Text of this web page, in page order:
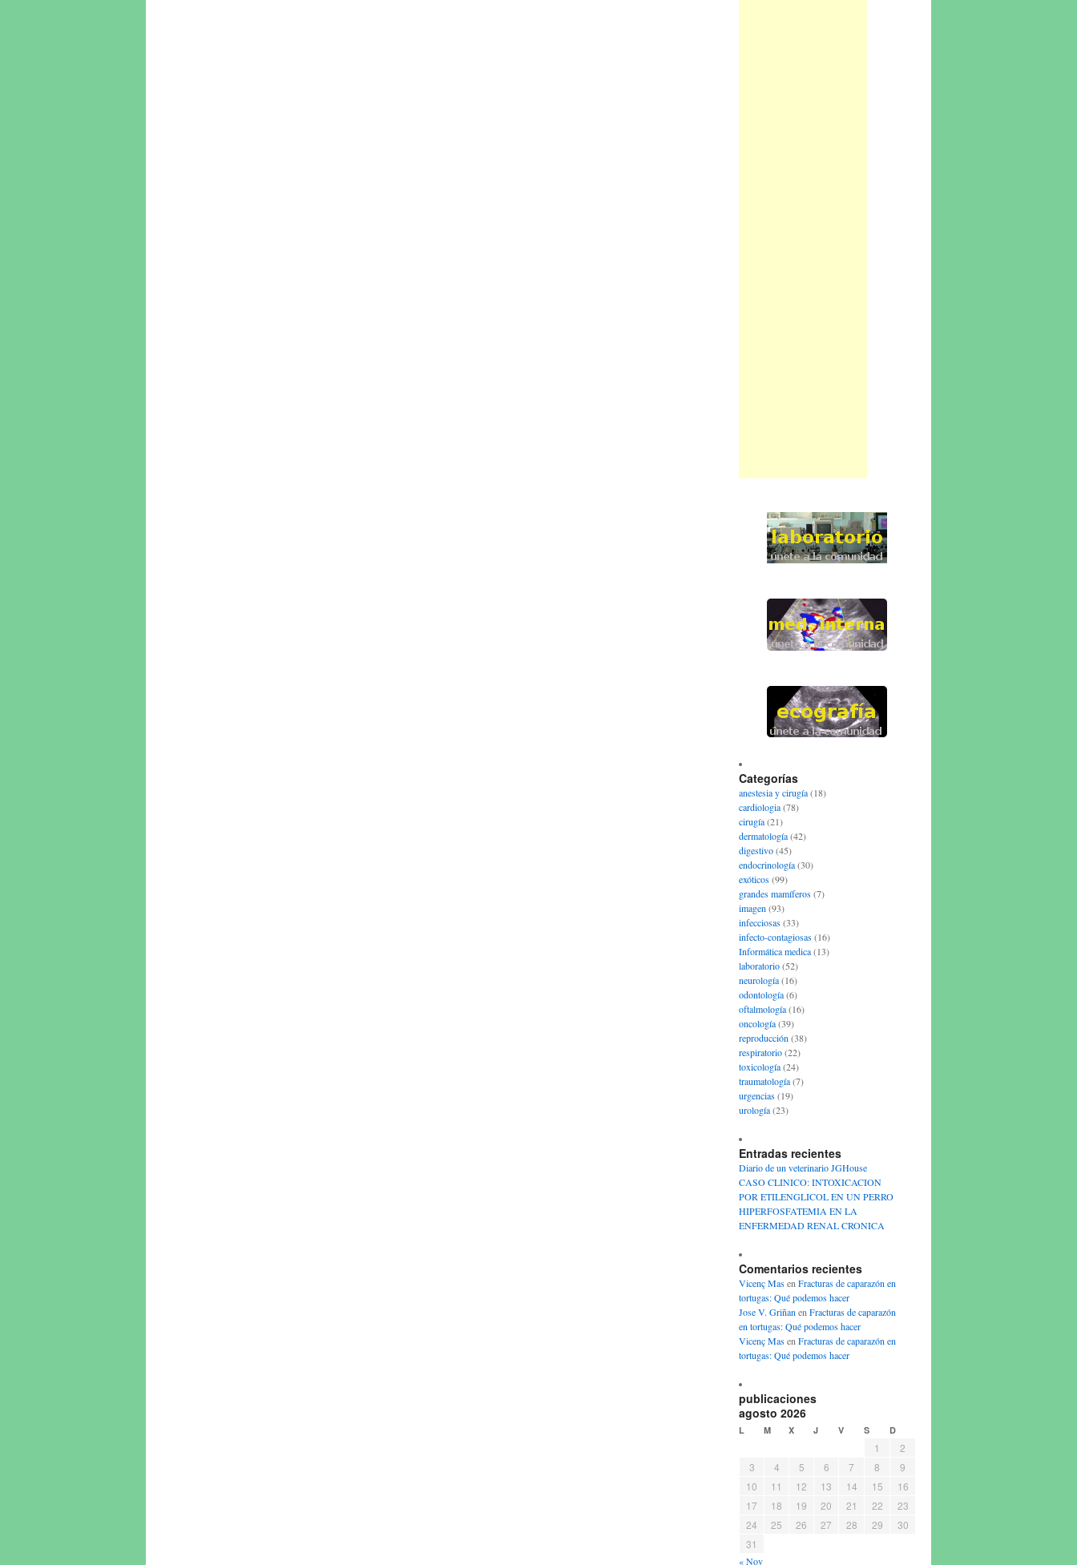
Categorías
anestesia y cirugía(18)
cardiologia(78)
cirugía(21)
dermatología(42)
digestivo(45)
endocrinología(30)
exóticos(99)
grandes mamíferos(7)
imagen (93)
infecciosas(33)
infecto-contagiosas(16)
Informática medica(13)
laboratorio(52)
neurología(16)
odontología(6)
oftalmología(16)
oncología(39)
reproducción (38)
respiratorio(22)
toxicología(24)
traumatología(7)
urgencias(19)
urología(23)
Entradas recientes
Diario de un veterinario JGHouse
CASO CLINICO: INTOXICACION
POR ETILENGLICOL EN UN PERRO
HIPERFOSFATEMIA EN LA
ENFERMEDAD RENAL CRONICA
Comentarios recientes
Vicenç Masen Fracturas de caparazón en
tortugas: Qué podemos hacer
Jose V. Griñan en Fracturas de caparazón
en tortugas: Qué podemos hacer
Vicenç Masen Fracturas de caparazón en
tortugas: Qué podemos hacer
publicaciones
agosto 2026
L M X J V S D
1
2
3
4 5 6 7 8
9
10
11 12 13 14 15
16
17
18 19 20 21 22
23
24
25 26 27 28 29
30
31
« Nov